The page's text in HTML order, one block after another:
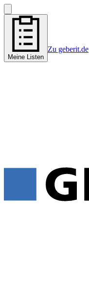
Meine Listen
Zu geberit.de